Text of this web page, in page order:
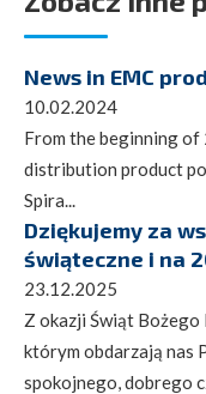
News in EMC
10.02.2024
From the beginning of
distribution product
Spira...
Dziękujemy za
świąteczne i na
23.12.2025
Z okazji Świąt Bożego
którym obdarzają nas
spokojnego, dobrego